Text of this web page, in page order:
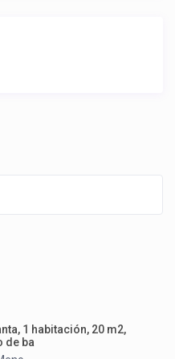
1 habitación, 20 m2,
de ba